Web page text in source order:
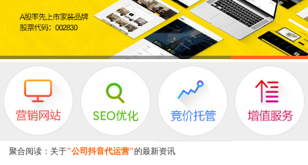
聚合阅读：关于"公司抖音代运营"的最新资讯